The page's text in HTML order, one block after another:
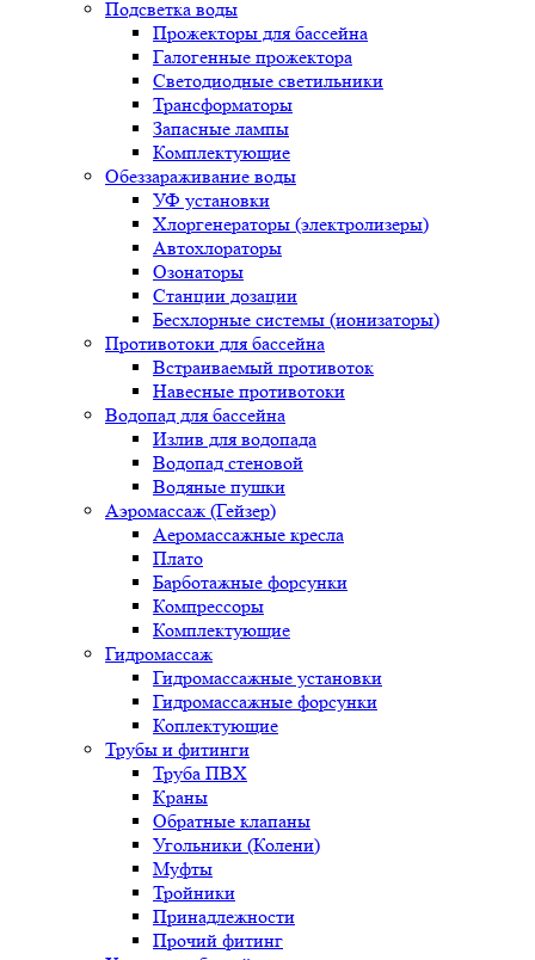
Подсветка воды
Прожекторы для бассейна
Галогенные прожектора
Светодиодные светильники
Трансформаторы
Запасные лампы
Комплектующие
Обеззараживание воды
УФ установки
Хлоргенераторы (электролизеры)
Автохлораторы
Озонаторы
Станции дозации
Бесхлорные системы (ионизаторы)
Противотоки для бассейна
Встраиваемый противоток
Навесные противотоки
Водопад для бассейна
Излив для водопада
Водопад стеновой
Водяные пушки
Аэромассаж (Гейзер)
Аеромассажные кресла
Плато
Барботажные форсунки
Компрессоры
Комплектующие
Гидромассаж
Гидромассажные установки
Гидромассажные форсунки
Коплектующие
Трубы и фитинги
Труба ПВХ
Краны
Обратные клапаны
Угольники (Колени)
Муфты
Тройники
Принадлежности
Прочий фитинг